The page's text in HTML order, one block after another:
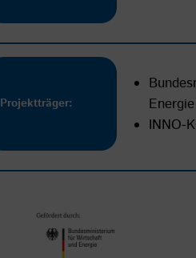
Projektträger:
Energie
INNO-